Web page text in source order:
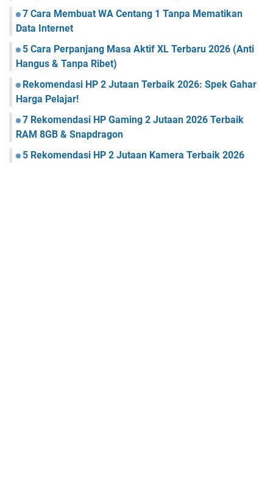
7 Cara Membuat WA Centang 1 Tanpa Mematikan
Data Internet
5 Cara Perpanjang Masa Aktif XL Terbaru 2026 (Anti
Hangus & Tanpa Ribet)
Rekomendasi HP 2 Jutaan Terbaik 2026: Spek Gahar
Harga Pelajar!
7 Rekomendasi HP Gaming 2 Jutaan 2026 Terbaik
RAM 8GB & Snapdragon
5 Rekomendasi HP 2 Jutaan Kamera Terbaik 2026